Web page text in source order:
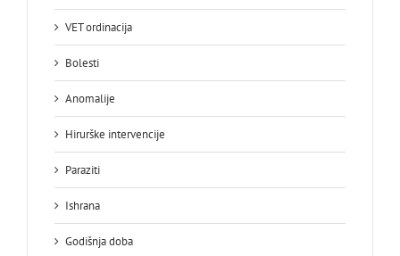
VET ordinacija
Bolesti
Anomalije
Hirurške intervencije
Paraziti
Ishrana
Godišnja doba